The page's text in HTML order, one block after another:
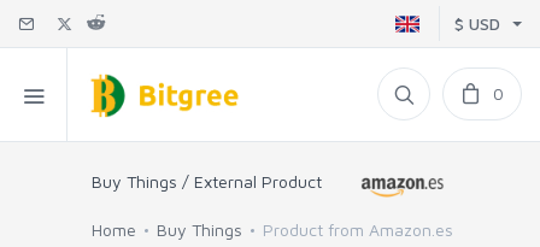
$ USD
0
Buy Things / External Product
Home Buy Things Product from Amazon.es